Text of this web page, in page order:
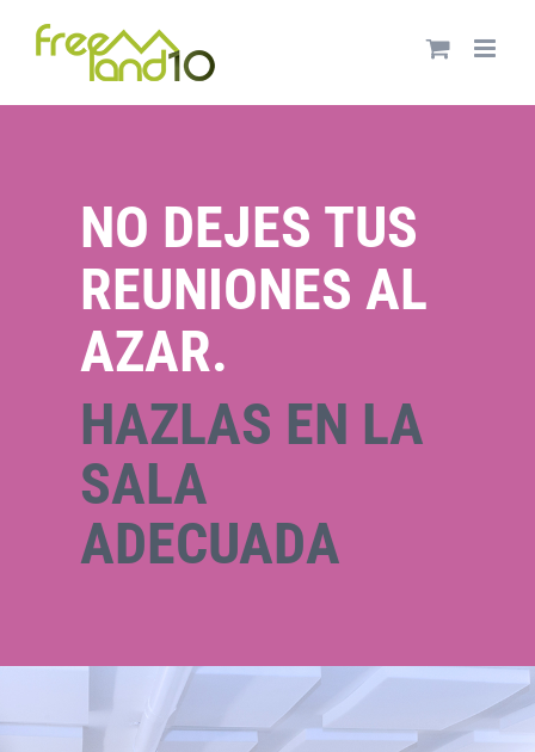
NO DEJES TUS
REUNIONES AL
AZAR.
HAZLAS EN LA
SALA
ADECUADA